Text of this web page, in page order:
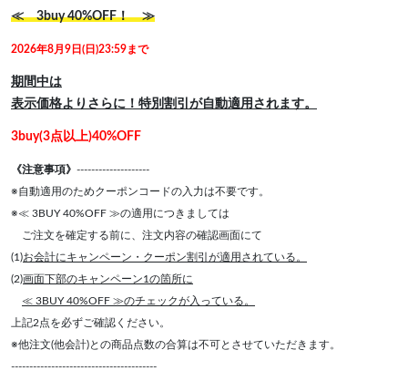
≪ 3buy 40%OFF！ ≫
2026年8月9日(日)23:59まで
期間中は
表示価格よりさらに！特別割引が自動適用されます。
3buy(3点以上)40%OFF
《注意事項》 --------------------
※自動適用のためクーポンコードの入力は不要です。
※≪ 3BUY 40%OFF ≫の適用につきましては
ご注文を確定する前に、注文内容の確認画面にて
(1)お会計にキャンペーン・クーポン割引が適用されている。
(2)画面下部のキャンペーン1の箇所に
≪ 3BUY 40%OFF ≫のチェックが入っている。
上記2点を必ずご確認ください。
※他注文(他会計)との商品点数の合算は不可とさせていただきます。
----------------------------------------